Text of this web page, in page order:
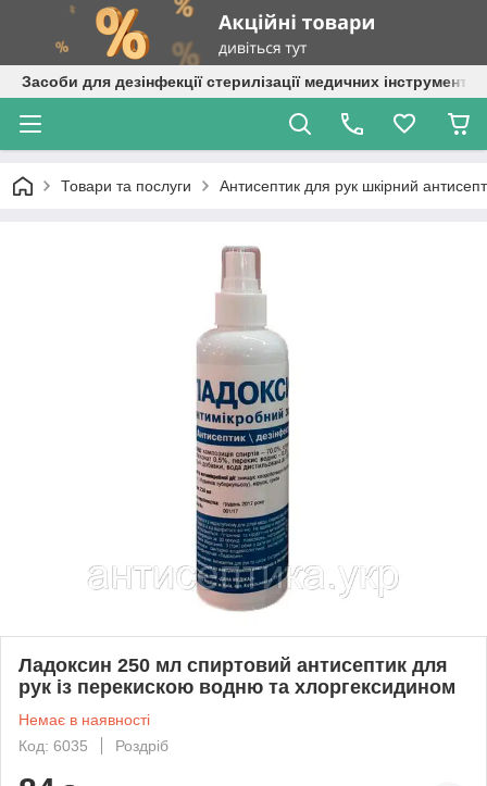
Засоби для дезінфекції стерилізації медичних
Товари та послуги Антисептик для рук шкірний
Ладоксин 250 мл спиртовий антисептик для
рук із перекискою водню та хлоргексидином
Немає в наявності
Код: 6035
Роздріб